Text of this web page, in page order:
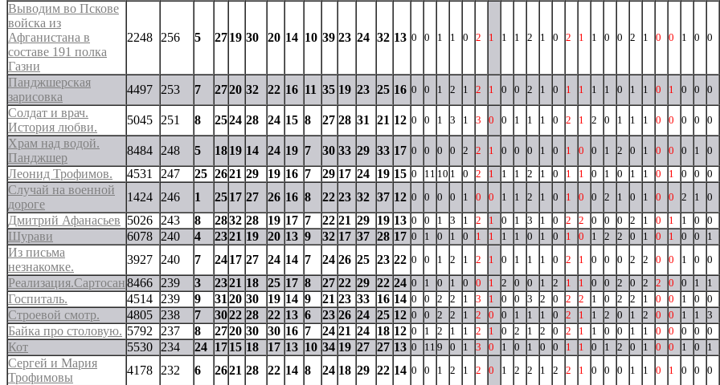
Выводим во Пскове
войска из
Афганистана в
составе 191 полка
Газни
2248 256 5 2719 30 20 14 10 39 23 24 32 13 0 0 1 1 0 2 1 1 1 2 1 0 2 1 1 0 0 2 1 0 0 1 0 0
Панджшерская
зарисовка
4497 253 7 2720 32 22 16 11 35 19 23 25 16 0 0 1 2 1 2 1 0 0 2 1 0 1 1 1 1 0 1 1 0 1 0 0 0
Солдат и врач.
История любви.
5045 251 8 2524 28 24 15 8 27 28 31 21 12 0 0 1 3 1 3 0 0 1 1 1 0 2 1 2 0 1 1 1 0 0 0 0 0
Храм над водой.
Панджшер
8484 248 5 1819 14 24 19 7 30 33 29 33 17 0 0 0 0 2 2 1 0 0 0 1 0 1 0 0 1 2 0 1 0 0 0 1 0
Леонид Трофимов. 4531 247 25 2621 29 19 16 7 29 17 24 19 15 0 11 10 1 0 2 1 1 1 2 1 0 1 1 0 1 0 1 1 0 1 0 0 0
Случай на военной
дороге
1424 246 1 2517 27 26 16 8 22 23 32 37 12 0 0 0 0 1 0 0 1 1 2 1 0 1 0 0 2 1 0 1 0 0 2 1 0
Дмитрий Афанасьев 5026 243 8 2832 28 19 17 7 22 21 29 19 13 0 0 1 3 1 2 1 0 1 3 1 0 2 2 0 0 0 2 1 0 1 1 0 0
Шурави 6078 240 4 2321 19 20 13 9 32 17 37 28 17 0 1 0 1 0 1 1 1 1 0 1 0 1 0 1 2 2 0 1 0 1 0 0 1
Из письма
незнакомке.
3927 240 7 2417 27 24 14 7 24 26 25 23 22 0 0 1 2 1 2 1 0 1 1 1 0 2 1 0 0 0 2 2 0 0 1 0 0
Реализация.Сартосан8466 239 3 2321 18 25 17 8 27 22 29 22 24 0 1 0 1 0 0 1 2 0 0 1 2 1 1 0 0 2 0 2 2 0 0 1 1
Госпиталь. 4514 239 9 31 20 30 19 14 9 21 23 33 16 14 0 0 2 2 1 3 1 0 0 3 2 0 2 2 1 0 2 2 1 0 0 1 0 0
Строевой смотр. 4805 238 7 3022 28 22 13 6 23 26 24 25 12 0 0 2 2 1 2 0 0 1 1 1 0 2 1 1 2 0 1 2 0 0 1 1 3
Байка про столовую. 5792 237 8 2720 30 30 16 7 24 21 24 18 12 0 1 2 1 1 2 1 0 2 1 2 0 2 1 1 0 0 1 1 0 0 0 0 0
Кот 5530 234 24 1715 18 17 13 10 34 19 27 27 13 0 11 9 0 1 3 0 1 0 1 0 0 1 1 0 1 2 0 1 0 0 1 0 1
Сергей и Мария
Трофимовы
4178 232 6 2621 28 22 14 8 24 18 29 22 14 0 0 1 2 1 2 0 1 2 2 1 2 2 1 0 0 0 1 1 0 1 0 0 0